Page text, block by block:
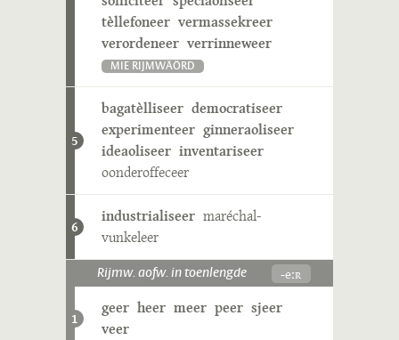
tèllefoneer vermassekreer
verordeneer verrinneweer
MIE RIJMWÄÖRD
5
bagatèlliseer democratiseer
experimenteer ginneraoliseer
ideaoliseer inventariseer
oonderoffeceer
6
industrialiseer maréchal-
vunkeleer
Rijmw. aofw. in toenlengde -eːʀ
1
geer heer meer peer sjeer
veer